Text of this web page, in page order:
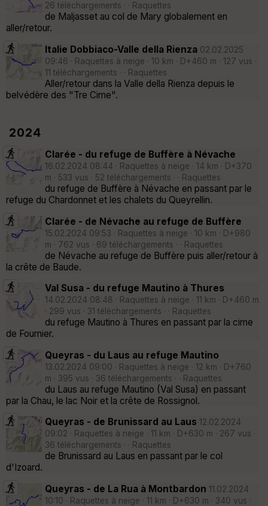
26 téléchargements · · Raquettes
de Maljasset au col de Mary globalement en
aller/retour.
Italie Dobbiaco-Valle della Rienza 02.02.2025
09:46 · Raquettes à neige · 10 km · D+460 m · 127 vus ·
11 téléchargements · · Raquettes
Aller/retour dans la Valle della Rienza depuis le
belvédère des "Tre Cime".
2024
Clarée - du refuge de Buffère à Névache
16.02.2024 08:44 · Raquettes à neige · 14 km · D+370
m · 533 vus · 52 téléchargements · · Raquettes
du refuge de Buffère à Névache en passant par le
refuge du Chardonnet et les chalets du Queyrellin.
Clarée - de Névache au refuge de Buffère
15.02.2024 09:53 · Raquettes à neige · 10 km · D+980
m · 762 vus · 69 téléchargements · · Raquettes
de Névache au refuge de Buffère puis aller/retour à
la crête de Baude.
Val Susa - du refuge Mautino à Thures
14.02.2024 08:48 · Raquettes à neige · 11 km · D+460 m
· 299 vus · 31 téléchargements · · Raquettes
du refuge Mautino à Thures en passant par la cime
de Fournier.
Queyras - du Laus au refuge Mautino
13.02.2024 09:00 · Raquettes à neige · 12 km · D+760
m · 395 vus · 36 téléchargements · · Raquettes
du Laus au refuge Mautino (Val Susa) en passant
par la Chau, le lac Noir et la crête de Rossignol.
Queyras - de Brunissard au Laus 12.02.2024
09:02 · Raquettes à neige · 11 km · D+630 m · 267 vus ·
36 téléchargements · · Raquettes
de Brunissard au Laus en passant par le col
d'Izoard.
Queyras - de La Rua à Montbardon 11.02.2024
10:10 · Raquettes à neige · 11 km · D+630 m · 340 vus ·